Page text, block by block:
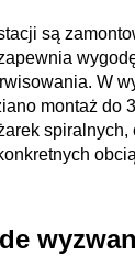
są
W
montaż do
spiralnych,